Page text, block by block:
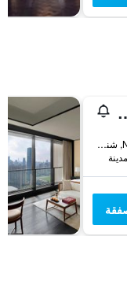
Ji Hotel
No.567 Tiantong Road, شنغهاي, الصين